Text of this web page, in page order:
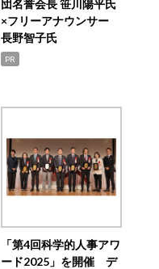
団名誉会長 笹川陽平氏
×フリーアナウンサー
長野智子氏
PR
「第4回科学的人事アワ
ード2025」を開催 デ